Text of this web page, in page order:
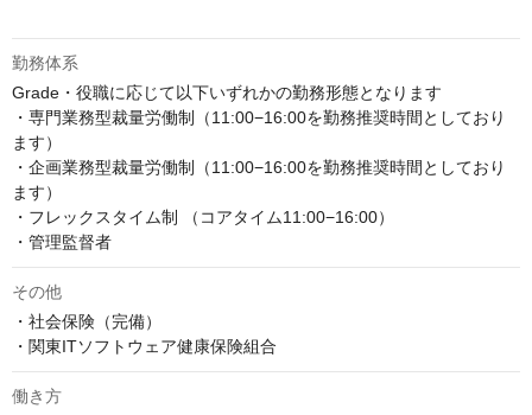
勤務体系
Grade・役職に応じて以下いずれかの勤務形態となります
・専門業務型裁量労働制（11:00−16:00を勤務推奨時間としており
ます）
・企画業務型裁量労働制（11:00−16:00を勤務推奨時間としており
ます）
・フレックスタイム制 （コアタイム11:00−16:00）
・管理監督者
その他
・社会保険（完備）
働き方